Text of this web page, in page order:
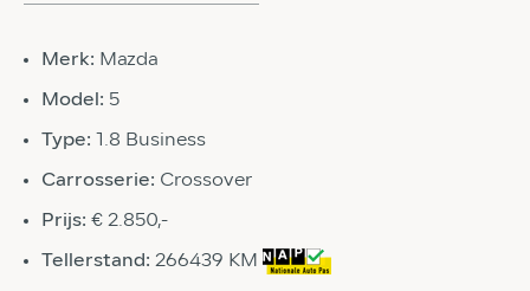
Merk: Mazda
Model: 5
Type: 1.8 Business
Carrosserie: Crossover
Prijs: € 2.850,-
Tellerstand: 266439 KM